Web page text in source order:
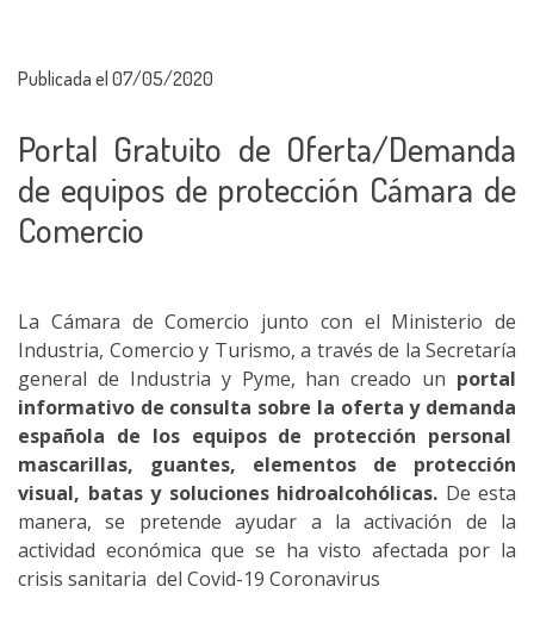
Publicada el 07/05/2020
Portal Gratuito de Oferta/Demanda
de equipos de protección Cámara de
Comercio
La Cámara de Comercio junto con el Ministerio de
Industria, Comercio y Turismo, a través de la Secretaría
general de Industria y Pyme, han creado un portal
informativo de consulta sobre la oferta y demanda
española de los equipos de protección personal
mascarillas, guantes, elementos de protección
visual, batas y soluciones hidroalcohólicas. De esta
manera, se pretende ayudar a la activación de la
actividad económica que se ha visto afectada por la
crisis sanitaria del Covid-19 Coronavirus